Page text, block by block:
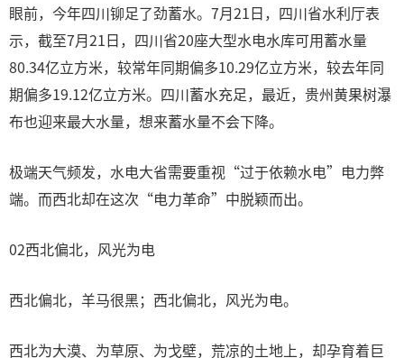
眼前，今年四川铆足了劲蓄水。7月21日，四川省水利厅表
示，截至7月21日，四川省20座大型水电水库可用蓄水量
80.34亿立方米，较常年同期偏多10.29亿立方米，较去年同
期偏多19.12亿立方米。四川蓄水充足，最近，贵州黄果树瀑
布也迎来最大水量，想来蓄水量不会下降。
极端天气频发，水电大省需要重视“过于依赖水电”电力弊
端。而西北却在这次“电力革命”中脱颖而出。
02西北偏北，风光为电
西北偏北，羊马很黑；西北偏北，风光为电。
西北为大漠、为草原、为戈壁，荒凉的土地上，却孕育着巨